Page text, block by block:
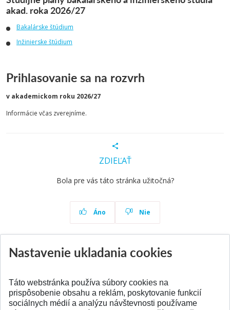
akad. roka 2026/27
Bakalárske štúdium
Inžinierske štúdium
Prihlasovanie sa na rozvrh
v akademickom roku 2026/27
Informácie včas zverejníme.
ZDIEĽAŤ
Bola pre vás táto stránka užitočná?
Áno Nie
Nastavenie ukladania cookies
Táto webstránka používa súbory cookies na
prispôsobenie obsahu a reklám, poskytovanie funkcií
sociálnych médií a analýzu návštevnosti používame